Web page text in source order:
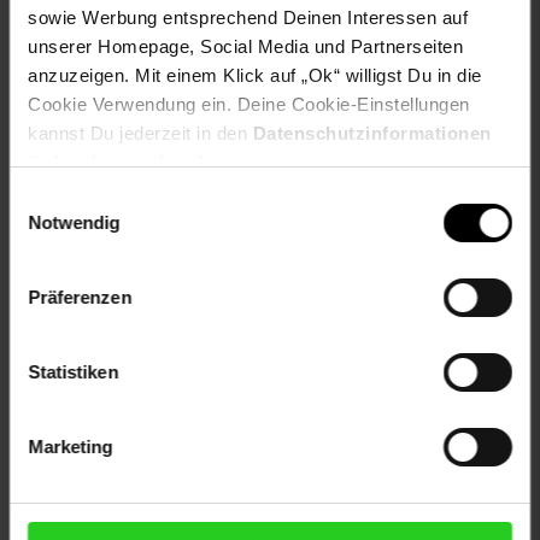
sowie Werbung entsprechend Deinen Interessen auf
unserer Homepage, Social Media und Partnerseiten
anzuzeigen. Mit einem Klick auf „Ok“ willigst Du in die
Cookie Verwendung ein. Deine Cookie-Einstellungen
kannst Du jederzeit in den Datenschutzinformationen
ändern bzw. widerrufen.
Notwendig
Präferenzen
Statistiken
Marketing
Gewählte Variante:
Varianten-Farbe: transparent
Artikelnummer: 2528775000
Versandinformationen
Herstellerinformationen